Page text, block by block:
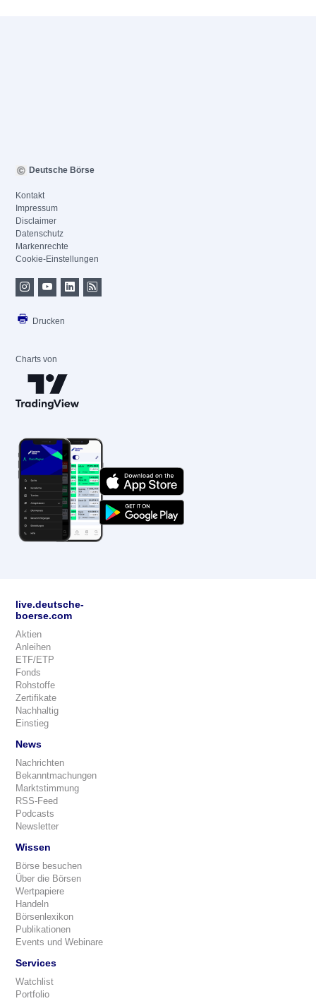
Deutsche Börse
Kontakt
Impressum
Disclaimer
Datenschutz
Markenrechte
Cookie-Einstellungen
Drucken
Charts von
live.deutsche-
boerse.com
Aktien
Anleihen
ETF/ETP
Fonds
Rohstoffe
Zertifikate
Nachhaltig
Einstieg
News
Nachrichten
Bekanntmachungen
Marktstimmung
RSS-Feed
Podcasts
Newsletter
Wissen
Börse besuchen
Über die Börsen
Wertpapiere
Handeln
Börsenlexikon
Publikationen
Events und Webinare
Services
Watchlist
Portfolio